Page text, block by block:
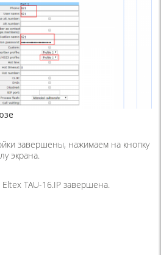
завершены, нажимаем на кнопку
экрана.
TAU-16.IP завершена.